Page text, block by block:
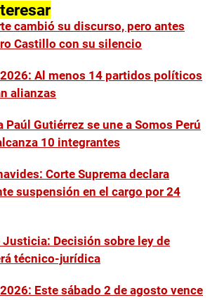
cambió su discurso, pero antes
Castillo con su silencio
Al menos 14 partidos políticos
alianzas
Paúl Gutiérrez se une a Somos Perú
10 integrantes
Corte Suprema declara
suspensión en el cargo por 24
Decisión sobre ley de
técnico-jurídica
Este sábado 2 de agosto vence